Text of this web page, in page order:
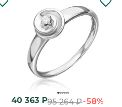
40 363₽95 264₽-58%